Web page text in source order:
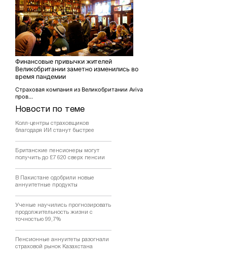
Новости по теме
Колл-центры страховщиков
благодаря ИИ станут быстрее
Британские пенсионеры могут
получить до £7 620 сверх пенсии
В Пакистане одобрили новые
аннуитетные продукты
Ученые научились прогнозировать
продолжительность жизни с
точностью 99,7%
Пенсионные аннуитеты разогнали
страховой рынок Казахстана
Финансовые привычки жителей
Великобритании заметно изменились во
время пандемии
Страховая компания из Великобритании Aviva
пров...